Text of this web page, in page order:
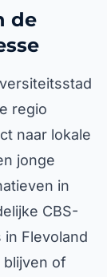
de
regio
naar lokale
jonge
in
CBS-
Flevoland
blijven of